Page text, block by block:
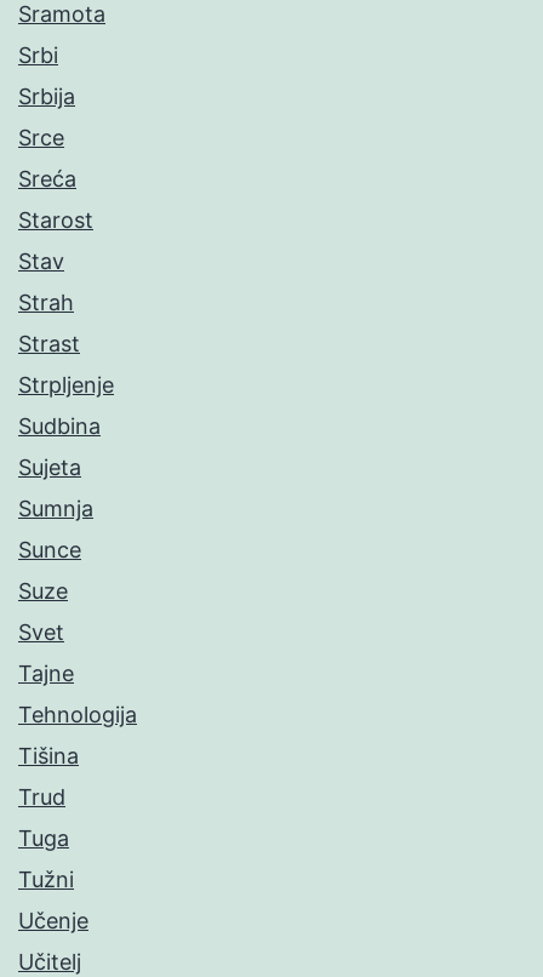
Sramota
Srbi
Srbija
Srce
Sreća
Starost
Stav
Strah
Strast
Strpljenje
Sudbina
Sujeta
Sumnja
Sunce
Suze
Svet
Tajne
Tehnologija
Tišina
Trud
Tuga
Tužni
Učenje
Učitelj